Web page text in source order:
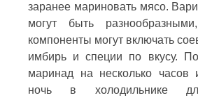
заранее мариновать мясо.
могут быть
компоненты могут включать
имбирь и специи по вкусу.
маринад на несколько часов
ночь в холодильнике